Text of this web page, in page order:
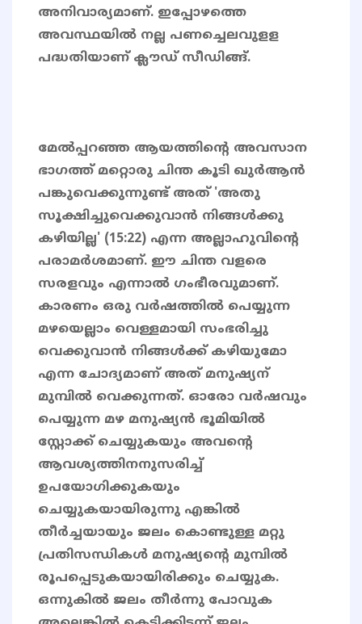
അനിവാര്യമാണ്. ഇപ്പോഴത്തെ
അവസ്ഥയിൽ നല്ല പണച്ചെലവുളള
പദ്ധതിയാണ് ക്ലൗഡ് സീഡിങ്ങ്.
മേൽപ്പറഞ്ഞ ആയത്തിന്റെ അവസാന
ഭാഗത്ത് മറ്റൊരു ചിന്ത കൂടി ഖുർആൻ
പങ്കുവെക്കുന്നുണ്ട് അത് 'അതു
സൂക്ഷിച്ചുവെക്കുവാന്‍ നിങ്ങള്‍ക്കു
കഴിയില്ല' (15:22) എന്ന അല്ലാഹുവിന്റെ
പരാമർശമാണ്. ഈ ചിന്ത വളരെ
സരളവും എന്നാൽ ഗംഭീരവുമാണ്.
കാരണം ഒരു വർഷത്തിൽ പെയ്യുന്ന
മഴയെല്ലാം വെള്ളമായി സംഭരിച്ചു
വെക്കുവാൻ നിങ്ങൾക്ക് കഴിയുമോ
എന്ന ചോദ്യമാണ് അത് മനുഷ്യന്
മുമ്പിൽ വെക്കുന്നത്. ഓരോ വർഷവും
പെയ്യുന്ന മഴ മനുഷ്യൻ ഭൂമിയിൽ
സ്റ്റോക്ക് ചെയ്യുകയും അവന്റെ
ആവശ്യത്തിനനുസരിച്ച്
ഉപയോഗിക്കുകയും
ചെയ്യുകയായിരുന്നു എങ്കിൽ
തീർച്ചയായും ജലം കൊണ്ടുള്ള മറ്റു
പ്രതിസന്ധികൾ മനുഷ്യന്റെ മുമ്പിൽ
രൂപപ്പെടുകയായിരിക്കും ചെയ്യുക.
ഒന്നുകിൽ ജലം തീർന്നു പോവുക